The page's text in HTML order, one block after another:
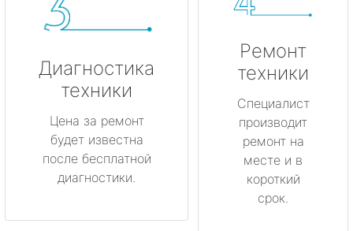
Диагностика
техники
Цена за ремонт
будет известна
после бесплатной
диагностики.
Ремонт
техники
Специалист
производит
ремонт на
месте и в
короткий
срок.